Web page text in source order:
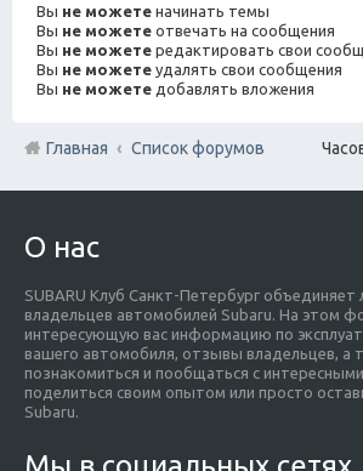
Вы не можете начинать темы
Вы не можете отвечать на сообщения
Вы не можете редактировать свои
Вы не можете удалять свои сообщения
Вы не можете добавлять вложения
Главная Список форумов
О нас
SUBARU Клуб Санкт-Петербург объединяет
владельцев автомобилей Subaru. На этом
интересующую вас информацию по
вашего автомобиля, отзывы владельцев, а
познакомиться и пообщаться с
поделиться своим опытом или просто
Subaru.